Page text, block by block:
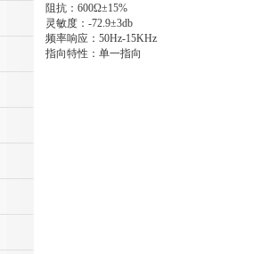
阻抗：600Ω±15%
灵敏度：-72.9±3db
频率响应：50Hz-15KHz
指向特性：单一指向